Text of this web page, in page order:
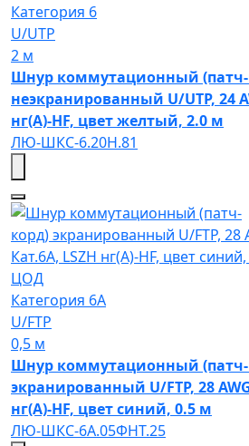
Категория 6
U/UTP
2 м
Шнур коммутационный
неэкранированный U/UTP, 24
нг(А)-HF, цвет желтый, 2.0 м
ЛЮ-ШКС-6.20Н.81
ЦОД
Категория 6A
U/FTP
0,5 м
Шнур коммутационный
экранированный U/FTP, 28
нг(А)-HF, цвет синий, 0.5 м
ЛЮ-ШКС-6A.05ФНТ.25